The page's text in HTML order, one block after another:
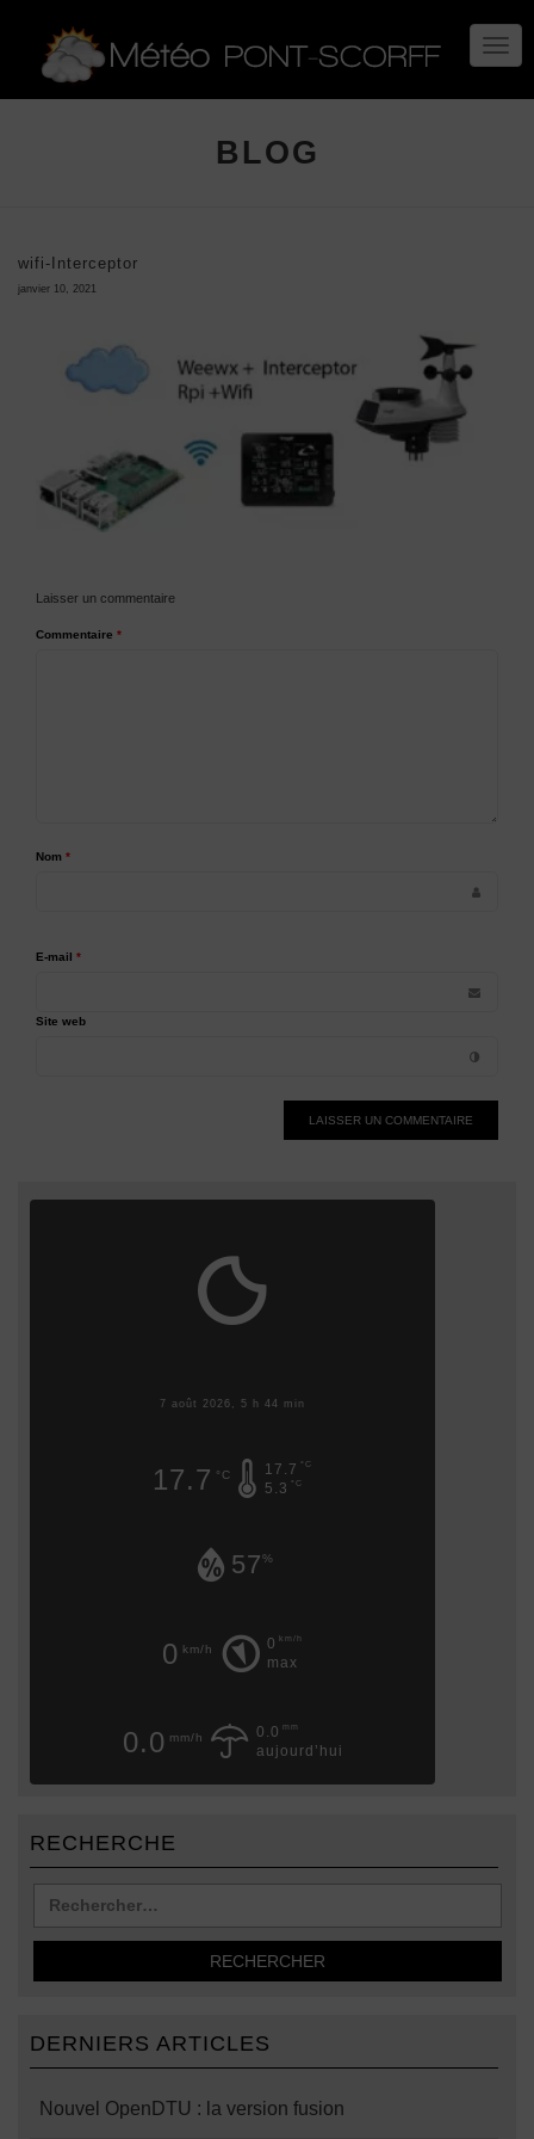
BLOG
wifi-Interceptor
janvier 10, 2021
Laisser un commentaire
Commentaire *
Nom *
E-mail *
Site web
7 août 2026, 5 h 44 min
17.7 °C 17.7 °C
5.3 °C
57%
0 km/h 0 km/h
max
0.0 mm/h 0.0 mm
aujourd’hui
RECHERCHE
DERNIERS ARTICLES
Nouvel OpenDTU : la version fusion